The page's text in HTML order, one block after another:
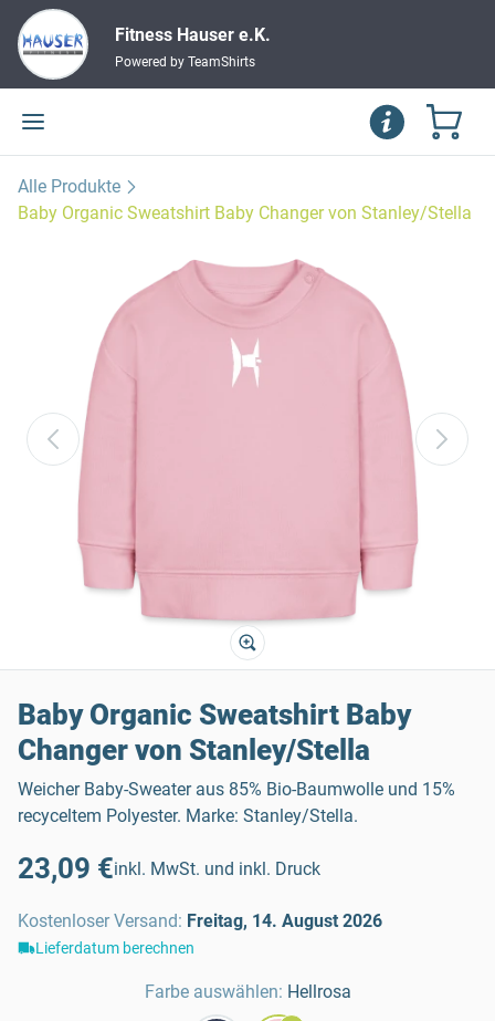
Fitness Hauser e.K.
Powered by TeamShirts
Alle Produkte
Baby Organic Sweatshirt Baby Changer von Stanley/Stella
Baby Organic Sweatshirt Baby
Changer von Stanley/Stella
Weicher Baby-Sweater aus 85% Bio-Baumwolle und 15%
recyceltem Polyester. Marke: Stanley/Stella.
23,09 €inkl. MwSt. und inkl. Druck
Kostenloser Versand: Freitag, 14. August 2026
Lieferdatum berechnen
Farbe auswählen: Hellrosa